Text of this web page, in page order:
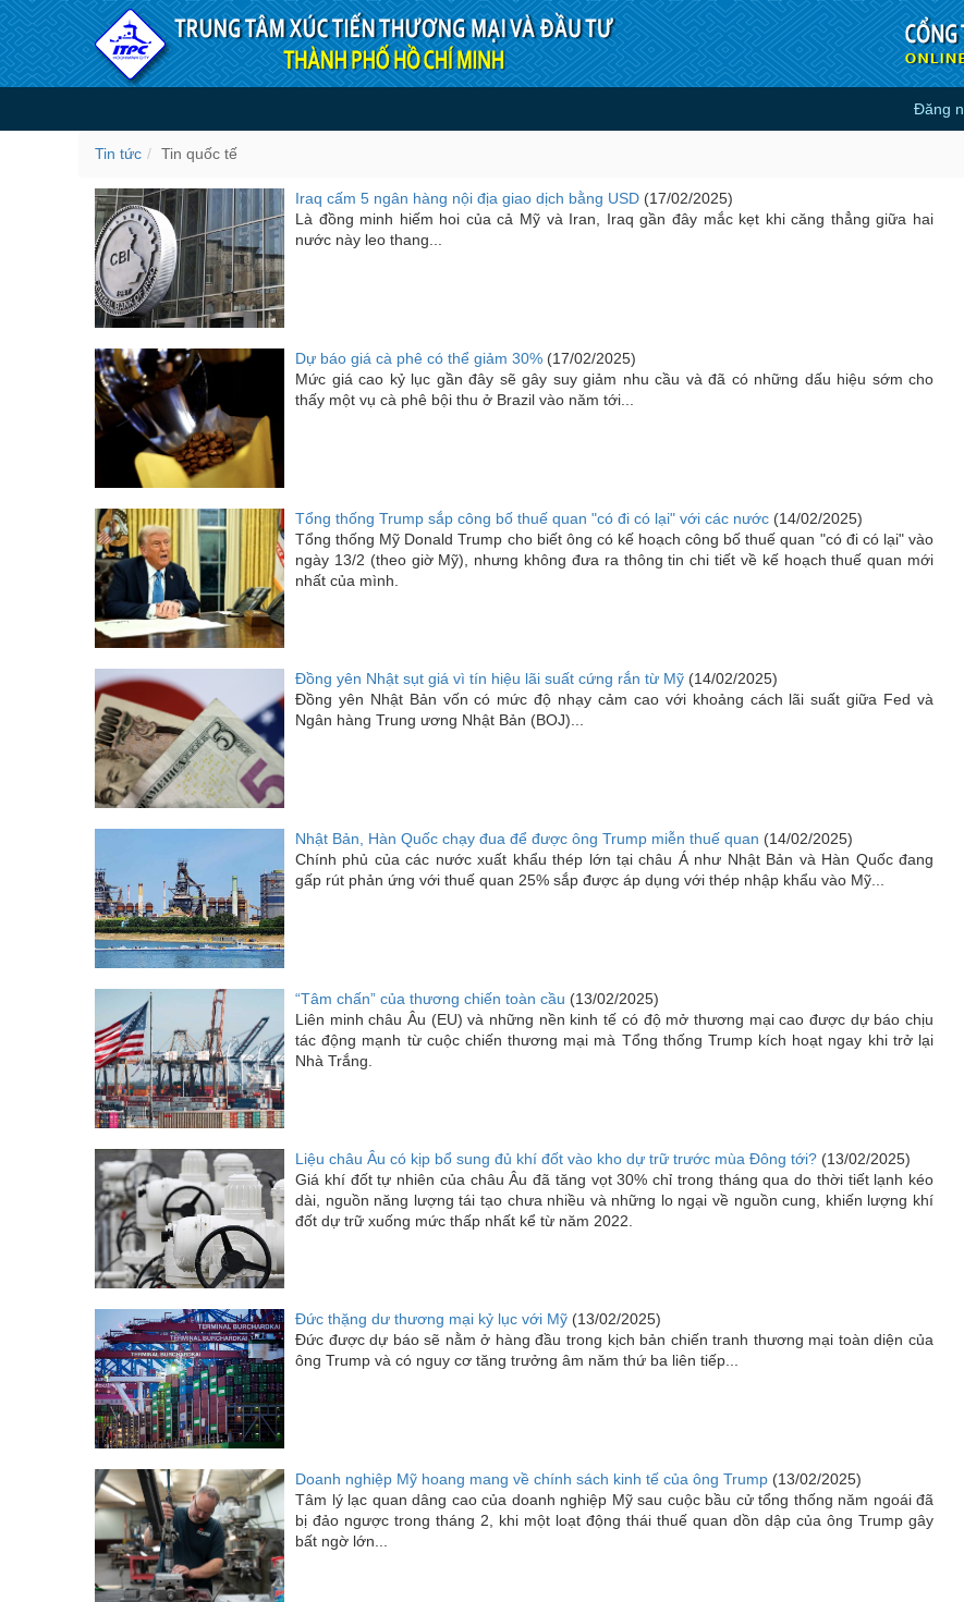
Truy cập nội dung luôn
Tin quốc tế Đăng
Tin tức Tin quốc tế
Iraq cấm 5 ngân hàng nội địa giao dịch bằng USD (17/02/2025)
Là đồng minh hiếm hoi của cả Mỹ và Iran, Iraq gần đây mắc kẹt khi căng thẳng giữa hai
nước này leo thang...
Dự báo giá cà phê có thể giảm 30% (17/02/2025)
Mức giá cao kỷ lục gần đây sẽ gây suy giảm nhu cầu và đã có những dấu hiệu sớm cho
thấy một vụ cà phê bội thu ở Brazil vào năm tới...
Tổng thống Trump sắp công bố thuế quan "có đi có lại" với các nước (14/02/2025)
Tổng thống Mỹ Donald Trump cho biết ông có kế hoạch công bố thuế quan "có đi có lại" vào
ngày 13/2 (theo giờ Mỹ), nhưng không đưa ra thông tin chi tiết về kế hoạch thuế quan mới
nhất của mình.
Đồng yên Nhật sụt giá vì tín hiệu lãi suất cứng rắn từ Mỹ (14/02/2025)
Đồng yên Nhật Bản vốn có mức độ nhạy cảm cao với khoảng cách lãi suất giữa Fed và
Ngân hàng Trung ương Nhật Bản (BOJ)...
Nhật Bản, Hàn Quốc chạy đua để được ông Trump miễn thuế quan (14/02/2025)
Chính phủ của các nước xuất khẩu thép lớn tại châu Á như Nhật Bản và Hàn Quốc đang
gấp rút phản ứng với thuế quan 25% sắp được áp dụng với thép nhập khẩu vào Mỹ...
“Tâm chấn” của thương chiến toàn cầu (13/02/2025)
Liên minh châu Âu (EU) và những nền kinh tế có độ mở thương mại cao được dự báo chịu
tác động mạnh từ cuộc chiến thương mại mà Tổng thống Trump kích hoạt ngay khi trở lại
Nhà Trắng.
Liệu châu Âu có kịp bổ sung đủ khí đốt vào kho dự trữ trước mùa Đông tới? (13/02/2025)
Giá khí đốt tự nhiên của châu Âu đã tăng vọt 30% chỉ trong tháng qua do thời tiết lạnh kéo
dài, nguồn năng lượng tái tạo chưa nhiều và những lo ngại về nguồn cung, khiến lượng khí
đốt dự trữ xuống mức thấp nhất kể từ năm 2022.
Đức thặng dư thương mại kỷ lục với Mỹ (13/02/2025)
Đức được dự báo sẽ nằm ở hàng đầu trong kịch bản chiến tranh thương mại toàn diện của
ông Trump và có nguy cơ tăng trưởng âm năm thứ ba liên tiếp...
Doanh nghiệp Mỹ hoang mang về chính sách kinh tế của ông Trump (13/02/2025)
Tâm lý lạc quan dâng cao của doanh nghiệp Mỹ sau cuộc bầu cử tổng thống năm ngoái đã
bị đảo ngược trong tháng 2, khi một loạt động thái thuế quan dồn dập của ông Trump gây
bất ngờ lớn...